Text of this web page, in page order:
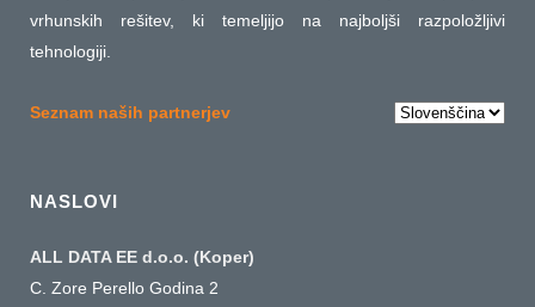
vrhunskih rešitev, ki temeljijo na najboljši razpoložljivi
tehnologiji.
Seznam naših partnerjev
Choose
NASLOVI
ALL DATA EE d.o.o. (Koper)
C. Zore Perello Godina 2